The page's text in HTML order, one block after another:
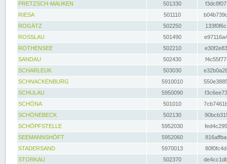
PRETZSCH-MAUKEN
501330
RIESA
501110
ROGÄTZ
502250
ROSSLAU
501490
ROTHENSEE
502210
SANDAU
502430
SCHARLEUK
503030
SCHNACKENBURG
5910010
SCHULAU
5950090
SCHÖNA
501010
SCHÖNEBECK
502130
SCHÖPFSTELLE
5952030
SEEMANNSHÖFT
5952060
STADERSAND
5970013
STORKAU
502370